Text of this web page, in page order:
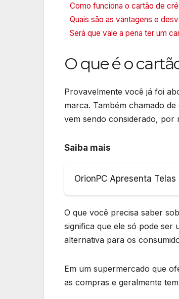
Como funciona o cartão de
Quais são as vantagens e
Será que vale a pena ter um
O que é o
Provavelmente você já foi
marca. Também chamado
vem sendo considerado, por
Saiba mais
OrionPC Apresenta
O que você precisa saber
significa que ele só pode ser
alternativa para os
Em um supermercado que
as compras e geralmente